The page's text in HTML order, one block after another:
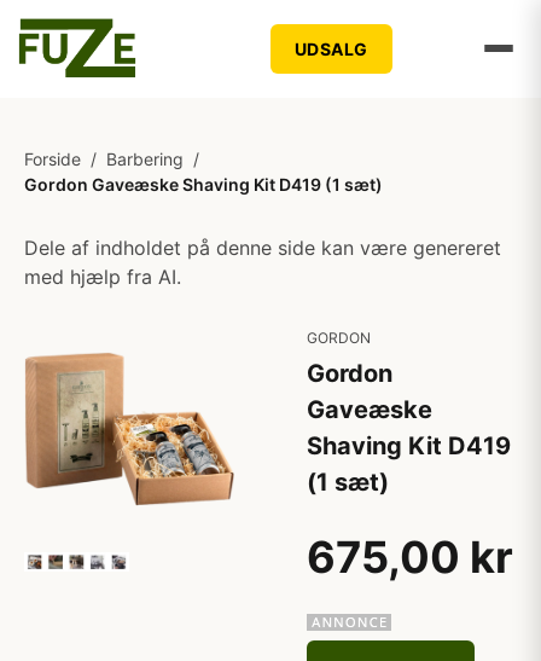
UDSALG
Forside / Barbering /
Gordon Gaveæske Shaving Kit D419 (1 sæt)
Dele af indholdet på denne side kan være genereret
med hjælp fra AI.
GORDON
Gordon
Gaveæske
Shaving Kit D419
(1 sæt)
675,00 kr